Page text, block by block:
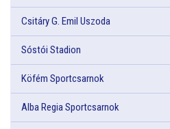
Csitáry G. Emil Uszoda
Sóstói Stadion
Köfém Sportcsarnok
Alba Regia Sportcsarnok